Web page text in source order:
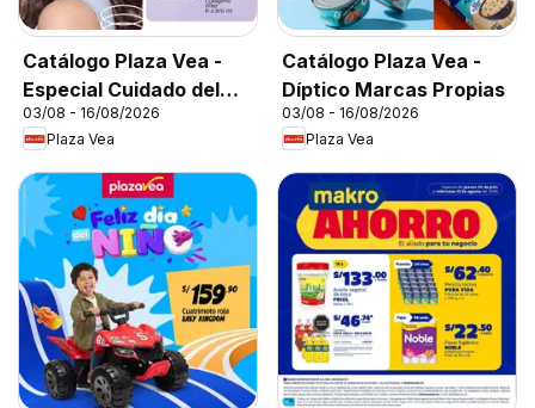
Catálogo Plaza Vea -
Especial Cuidado del
Cabello
03/08 - 16/08/2026
Plaza Vea
Catálogo Plaza Vea -
Díptico Marcas Propias
03/08 - 16/08/2026
Plaza Vea